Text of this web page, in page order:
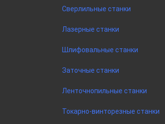
Сверлильные станки
Лазерные станки
Шлифовальные станки
Заточные станки
Ленточнопильные станки
Токарно-винторезные станки